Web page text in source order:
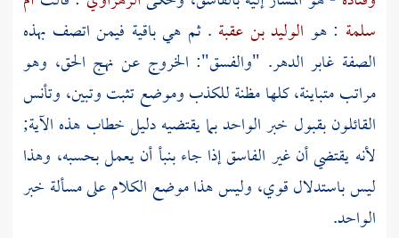
سلمة : هو الوليد بن عقبة . ثم هي باقية فيمن اتصف بهذه
الصفة غابر الدهر. "والفسق": الخروج عن نهج الحق، وهو
مراتب متباينة، كلها مظنة للكذب وموضع تثبت وتبين، وتأنس
القائلون بقبول خبر الواحد بما يقتضيه دليل خطاب هذه الآية;
لأنه يقتضي أن غير الفاسق إذا جاء بنبأ أن يعمل بحسبه، وهذا
ليس باستدلال قوي، وليس هذا موضع الكلام على مسألة خبر
الواحد.